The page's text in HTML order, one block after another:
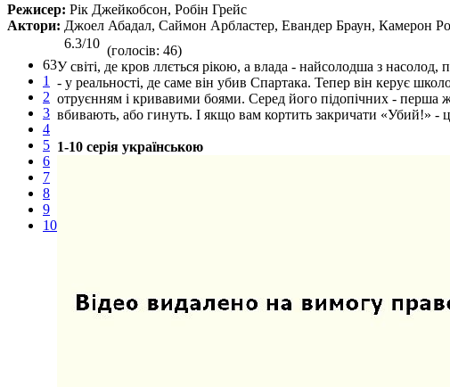
Режисер: Рік Джейкобсон, Робін Грейс
Актори: Джоел Абадал, Саймон Арбластер, Евандер Браун, Камерон
63
1
2
3
4
5
6
7
8
9
10
6.3/10 (голосів: 46)
У світі, де кров ллється рікою, а влада - найсолодша з
- у реальності, де саме він убив Спартака. Тепер він керує
отруєнням і кривавими боями. Серед його підопічних - перша
вбивають, або гинуть. І якщо вам кортить закричати «Убий!» -
1-10 серія українською